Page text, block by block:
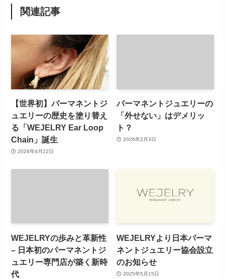
関連記事
【世界初】パーマネントジ
ュエリーの歴史を塗り替え
る「WEJELRY Ear Loop
Chain」誕生
2026年4月22日
パーマネントジュエリーの
「外せない」はデメリッ
ト？
2026年2月3日
WEJELRYの歩みと革新性
– 日本初のパーマネントジ
ュエリー専門店が築く新時
代
WEJELRYより日本パーマ
ネントジュエリー協会設立
のお知らせ
2025年5月15日